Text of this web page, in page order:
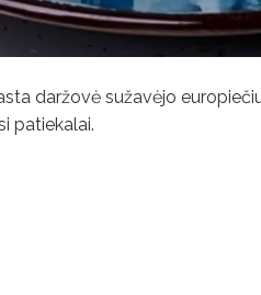
daržovė sužavėjo
patiekalai.